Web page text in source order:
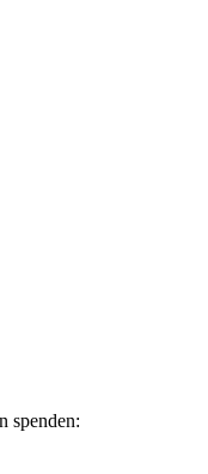
spenden: